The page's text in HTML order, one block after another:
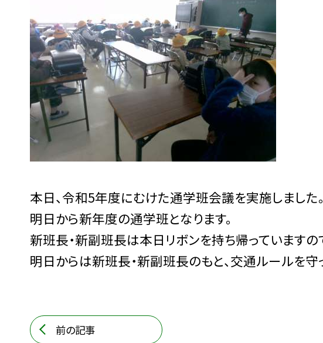
本日、令和5年度にむけた通学班会議を実施しました。
明日から新年度の通学班となります。
新班長・新副班長は本日リボンを持ち帰っていますの
明日からは新班長・新副班長のもと、交通ルールを守
前の記事